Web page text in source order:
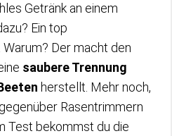
Getränk an einem
Ein top
Der macht den
saubere Trennung
herstellt. Mehr noch,
Rasentrimmern
Test bekommst du die